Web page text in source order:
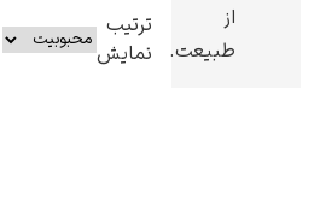
از
طبیعت.
ترتیب
نمایش